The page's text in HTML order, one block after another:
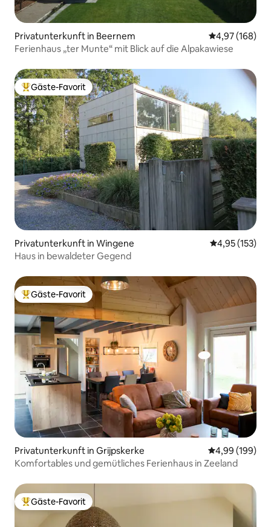
Privatunterkunft in Beernem
4,97 (168)
Ferienhaus „ter Munte“ mit Blick auf die Alpakawiese
Beliebter Gäste-Favorit.
Gäste-Favorit
Privatunterkunft in Wingene
4,95 (153)
Haus in bewaldeter Gegend
Beliebter Gäste-Favorit.
Gäste-Favorit
Privatunterkunft in Grijpskerke
4,99 (199)
Komfortables und gemütliches Ferienhaus in Zeeland
Beliebter Gäste-Favorit.
Gäste-Favorit